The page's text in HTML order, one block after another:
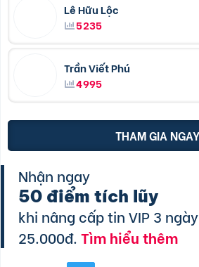
Lê Hữu Lộc
5235
Trần Viết Phú
4995
THAM GIA NGAY
Nhận ngay
50 điểm tích lũy
khi nâng cấp tin VIP 3
25.000đ.Tìm hiểu thêm